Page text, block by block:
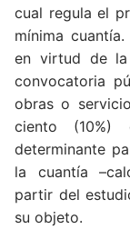
cual regula el
mínima
en virtud de la
convocatoria
obras o
ciento
determinante
la cuantía
partir del
su objeto.